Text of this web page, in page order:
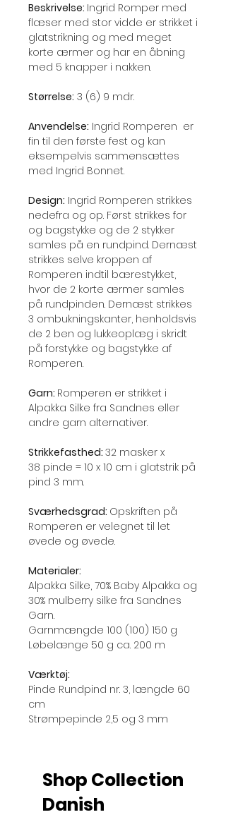
Beskrivelse: Ingrid Romper med
flæser med stor vidde er strikket i
glatstrikning og med meget
korte ærmer og har en åbning
med 5 knapper i nakken.
Størrelse: 3 (6) 9 mdr.
Anvendelse: Ingrid Romperen er
fin til den første fest og kan
eksempelvis sammensættes
med Ingrid Bonnet.
Design: Ingrid Romperen strikkes
nedefra og op. Først strikkes for
og bagstykke og de 2 stykker
samles på en rundpind. Dernæst
strikkes selve kroppen af
Romperen indtil bærestykket,
hvor de 2 korte ærmer samles
på rundpinden. Dernæst strikkes
3 ombukningskanter, henholdsvis
de 2 ben og lukkeoplæg i skridt
på forstykke og bagstykke af
Romperen.
Garn: Romperen er strikket i
Alpakka Silke fra Sandnes eller
andre garn alternativer.
Strikkefasthed: 32 masker x
38 pinde = 10 x 10 cm i glatstrik på
pind 3 mm.
Sværhedsgrad: Opskriften på
Romperen er velegnet til let
øvede og øvede.
Materialer:
Alpakka Silke, 70% Baby Alpakka og
30% mulberry silke fra Sandnes
Garn.
Garnmængde 100 (100) 150 g
Løbelænge 50 g ca. 200 m
Værktøj:
Pinde Rundpind nr. 3, længde 60
cm
Strømpepinde 2,5 og 3 mm
Shop Collection
Danish